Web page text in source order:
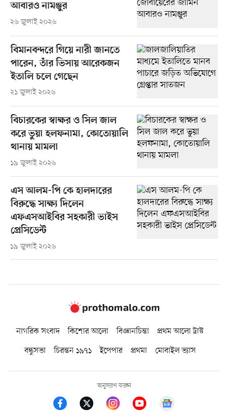
আবারও নামঞ্জুর
২৬ জুলাই ২০২৬
বিমানবন্দরে গিয়ে নারী জানতে
পারেন, তাঁর ভিসায় আরেকজন
ইতালি চলে গেছেন
২১ জুলাই ২০২৬
বিচারকের স্বাক্ষর ও সিল জাল
করে ভুয়া হলফনামা, কোতোয়ালি
থানায় মামলা
১৯ জুলাই ২০২৬
এস আলম-পি কে হালদারের
বিরুদ্ধে সাক্ষ্য দিলেন
এফএসআইবির সহকারী ভাইস
প্রেসিডেন্ট
১৯ জুলাই ২০২৬
নাগরিক সংবাদ কিশোর আলো বিজ্ঞানচিন্তা
প্রথম আলো ট্রাস্ট
বন্ধুসভা
চিরন্তন ১৯৭১ ইপেপার প্রথমা মোবাইল ভ্যাস
অনুসরণ করুন